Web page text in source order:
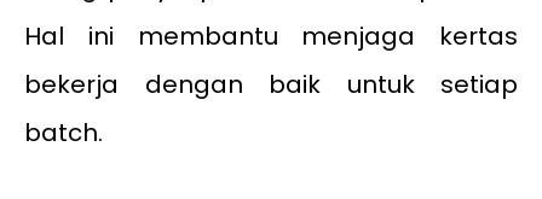
Hal ini membantu menjaga kertas
bekerja dengan baik untuk setiap
batch.